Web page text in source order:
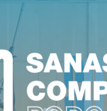
IDIS EN LOS